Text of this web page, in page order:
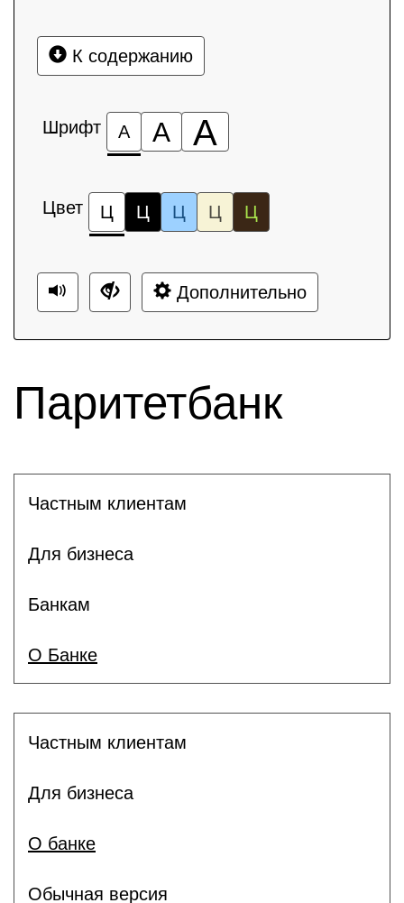
К содержанию
Шрифт А А А
Цвет Ц Ц Ц Ц Ц
Дополнительно
Паритетбанк
Частным клиентам
Для бизнеса
Банкам
О Банке
Частным клиентам
Для бизнеса
О банке
Обычная версия